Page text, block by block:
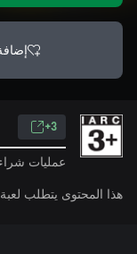
3+
عمليات
هذا المحتوى يتطلب